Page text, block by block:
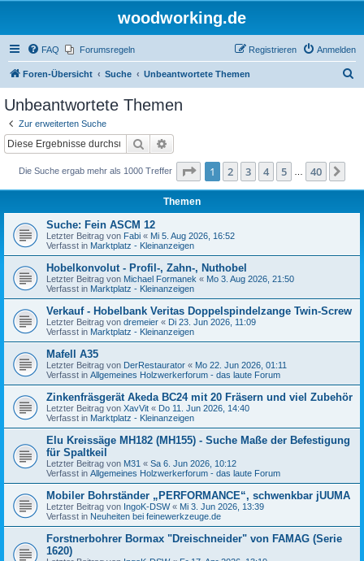
woodworking.de
FAQ Forumsregeln Anmelden
Registrieren
Foren-Übersicht Suche Unbeantwortete Themen
Unbeantwortete Themen
Zur erweiterten Suche
Suche
Die Suche ergab mehr als 1000 Treffer Seite 1von 40
1 2 3 4 5 40
Themen
Suche: Fein ASCM 12
Letzter Beitrag von Fabi « Mi 5. Aug 2026, 16:52
Verfasst in Marktplatz - Kleinanzeigen
Hobelkonvolut - Profil-, Zahn-, Nuthobel
Letzter Beitrag von Michael Formanek « Mo 3. Aug 2026, 21:50
Verfasst in Marktplatz - Kleinanzeigen
Verkauf - Hobelbank Veritas Doppelspindelzange Twin-Screw
Letzter Beitrag von dremeier « Di 23. Jun 2026, 11:09
Verfasst in Marktplatz - Kleinanzeigen
Mafell A35
Letzter Beitrag von DerRestaurator « Mo 22. Jun 2026, 01:11
Verfasst in Allgemeines Holzwerkerforum - das laute Forum
Zinkenfräsgerät Akeda BC24 mit 20 Fräsern und viel Zubehör
Letzter Beitrag von XavVit « Do 11. Jun 2026, 14:40
Verfasst in Marktplatz - Kleinanzeigen
Elu Kreissäge MH182 (MH155) - Suche Maße der Befestigung
für Spaltkeil
Letzter Beitrag von M31 « Sa 6. Jun 2026, 10:12
Verfasst in Allgemeines Holzwerkerforum - das laute Forum
Mobiler Bohrständer „PERFORMANCE“, schwenkbar jUUMA
Letzter Beitrag von IngoK-DSW« Mi 3. Jun 2026, 13:39
Verfasst in Neuheiten bei feinewerkzeuge.de
Forstnerbohrer Bormax "Dreischneider" von FAMAG (Serie
1620)